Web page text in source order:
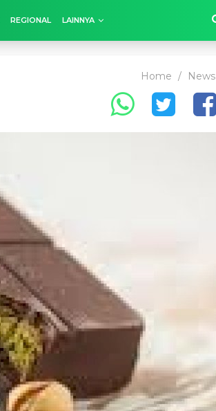
REGIONAL LAINNYA
Home / News